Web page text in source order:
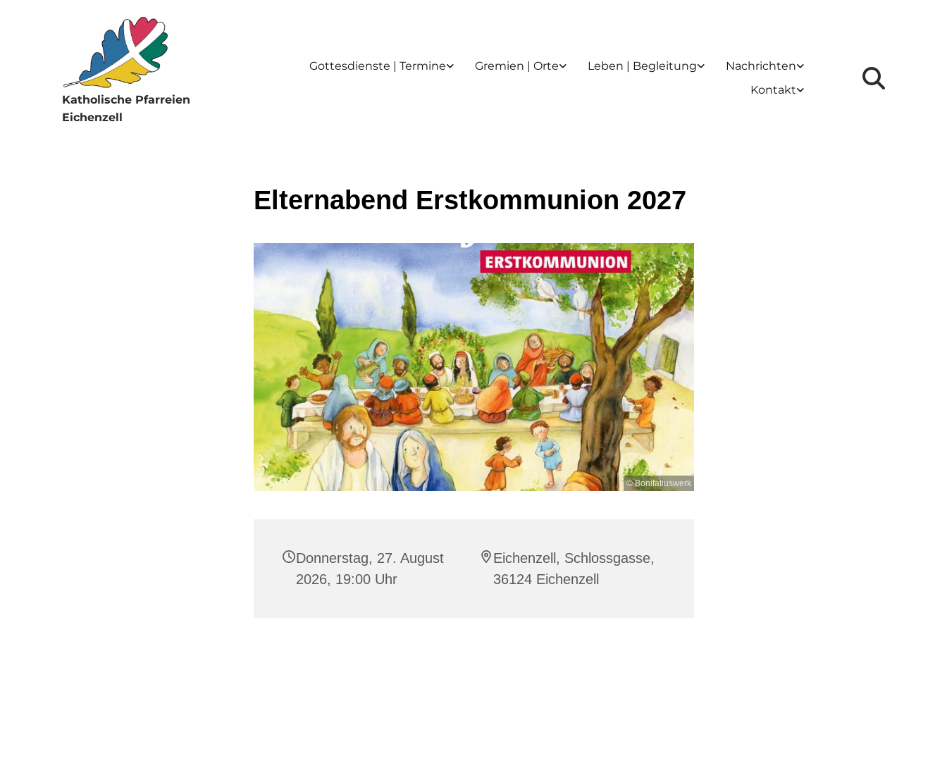
Katholische Pfarreien
Eichenzell
Gottesdienste | Termine Gremien | Orte Leben | Begleitung
Nachrichten
Kontakt
Elternabend Erstkommunion 2027
© Bonifatiuswerk
Donnerstag, 27. August
2026, 19:00 Uhr
Eichenzell, Schlossgasse,
36124 Eichenzell